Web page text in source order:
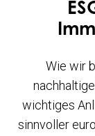
Wie wir
wichtiges
sinnvoller